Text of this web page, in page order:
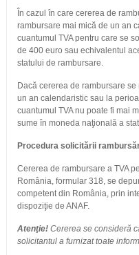
În cazul în care cererea de
rambursare mai mică de un an
cuantumul TVA pentru care se
de 400 euro sau echivalentul
statului de rambursare.
Dacă cererea de rambursare
un an calendaristic sau la
cuantumul TVA nu poate fi mai
sume în moneda naţională a
Procedura solicitării
Cererea de rambursare a TVA
România, formular 318, se
competent din România, prin
dispoziţie de ANAF.
Atenţie!Cererea se consideră
solicitantul a furnizat toate